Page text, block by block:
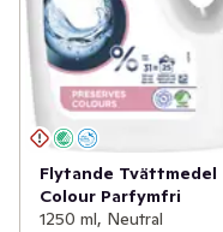
Flytande Tvättmedel
Colour Parfymfri
1250 ml, Neutral